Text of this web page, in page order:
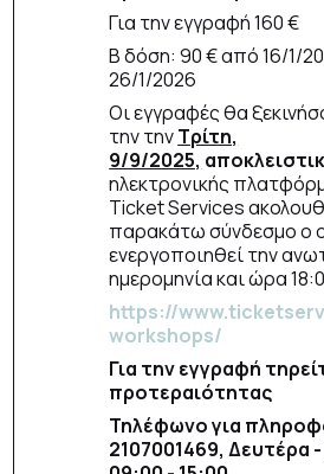
Για την εγγραφή 160 €
Β δόση: 90 € από 16/1/
26/1/2026
Οι εγγραφές θα
την τηνΤρίτη,
9/9/2025,
ηλεκτρονικής
Ticket Services
παρακάτω σύνδεσμο ο
ενεργοποιηθεί την
ημερομηνία και ώρα
https://
workshops/
Για την εγγραφή
προτεραιότητας
Τηλέφωνο για
2107001469, Δευτέρα